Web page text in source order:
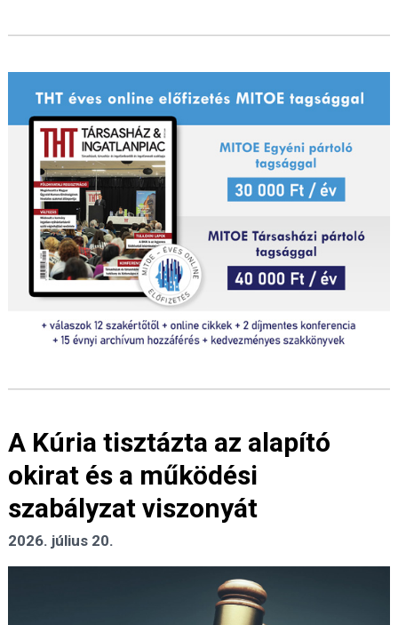
A Kúria tisztázta az alapító
okirat és a működési
szabályzat viszonyát
2026. július 20.